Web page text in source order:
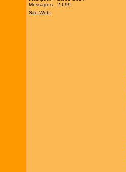
Messages : 2 699
Site Web